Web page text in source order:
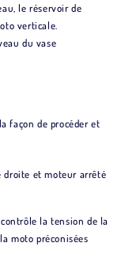
le réservoir de
verticale.
du vase
façon de procéder et
droite et moteur arrêté
la tension de la
moto préconisées